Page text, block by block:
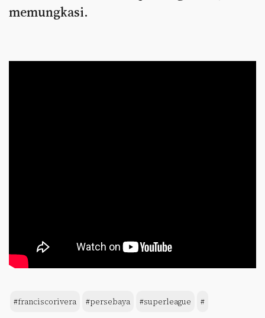
memungkasi.
#franciscorivera #persebaya #superleague #